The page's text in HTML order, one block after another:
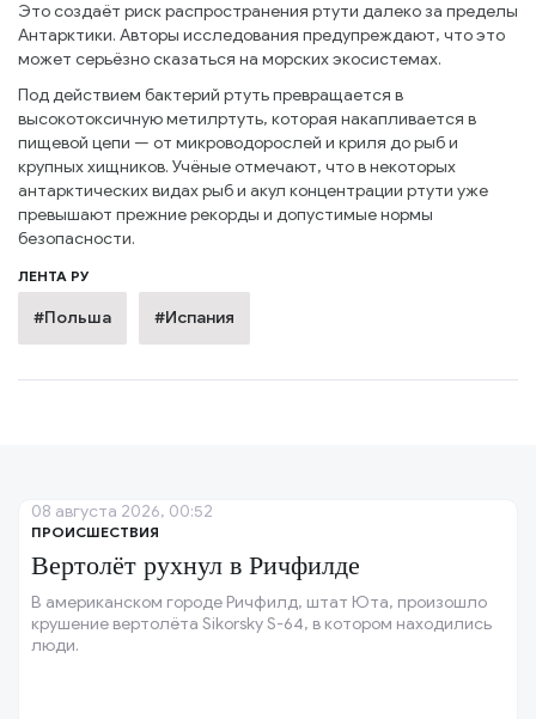
Это создаёт риск распространения ртути далеко за пределы
Антарктики. Авторы исследования предупреждают, что это
может серьёзно сказаться на морских экосистемах.
Под действием бактерий ртуть превращается в
высокотоксичную метилртуть, которая накапливается в
пищевой цепи — от микроводорослей и криля до рыб и
крупных хищников. Учёные отмечают, что в некоторых
антарктических видах рыб и акул концентрации ртути уже
превышают прежние рекорды и допустимые нормы
безопасности.
ЛЕНТА РУ
#Польша #Испания
ПРОИСШЕСТВИЯ
Вертолёт рухнул в Ричфилде
В американском городе Ричфилд, штат Юта, произошло
крушение вертолёта Sikorsky S-64, в котором находились
люди.
08 августа 2026, 00:52